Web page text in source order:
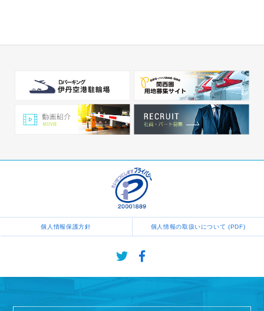
個人情報保護方針 個人情報の取扱いについて (PDF)